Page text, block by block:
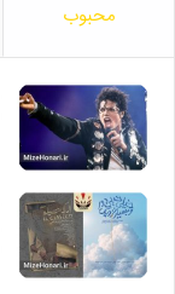
محبوب